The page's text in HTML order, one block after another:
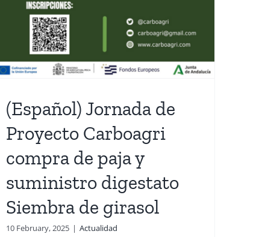
(Español) Jornada de
Proyecto Carboagri
compra de paja y
suministro digestato
Siembra de girasol
10 February, 2025 | Actualidad